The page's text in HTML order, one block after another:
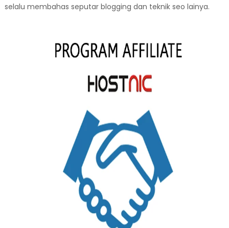
selalu membahas seputar blogging dan teknik seo lainya.